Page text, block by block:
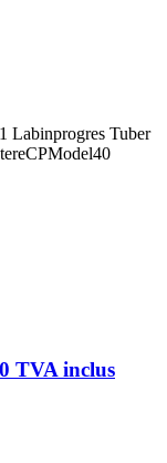
Labinprogres Tuber
TVA inclus